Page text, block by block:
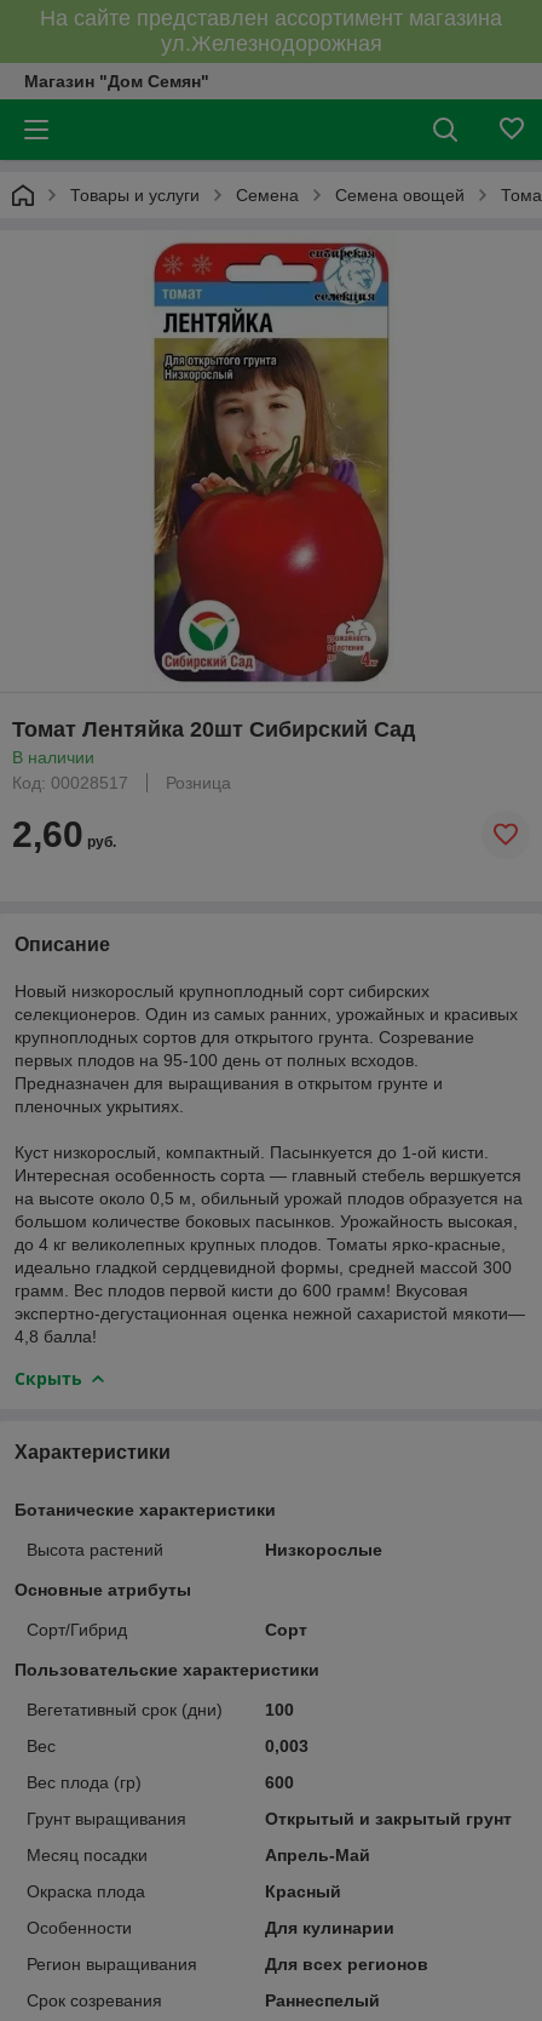
На сайте представлен ассортимент магазина
ул.Железнодорожная
Магазин "Дом Семян"
Товары и услуги Семена Семена овощей
Томат Лентяйка 20шт Сибирский Сад
В наличии
Код: 00028517
Розница
2,60 руб.
Описание
Новый низкорослый крупноплодный сорт сибирских
селекционеров. Один из самых ранних, урожайных и красивых
крупноплодных сортов для открытого грунта. Созревание
первых плодов на 95-100 день от полных всходов.
Предназначен для выращивания в открытом грунте и
пленочных укрытиях.
Куст низкорослый, компактный. Пасынкуется до 1-ой кисти.
Интересная особенность сорта — главный стебель вершкуется
на высоте около 0,5 м, обильный урожай плодов образуется на
большом количестве боковых пасынков. Урожайность высокая,
до 4 кг великолепных крупных плодов. Томаты ярко-красные,
идеально гладкой сердцевидной формы, средней массой 300
грамм. Вес плодов первой кисти до 600 грамм! Вкусовая
экспертно-дегустационная оценка нежной сахаристой мякоти—
4,8 балла!
Скрыть
Характеристики
Ботанические характеристики
Высота растений Низкорослые
Основные атрибуты
Сорт/Гибрид Сорт
Пользовательские характеристики
Вегетативный срок (дни)
100
Вес
0,003
Вес плода (гр)
600
Грунт выращивания
Открытый и закрытый грунт
Месяц посадки
Апрель-Май
Окраска плода
Красный
Особенности
Для кулинарии
Регион выращивания
Для всех регионов
Срок созревания
Раннеспелый